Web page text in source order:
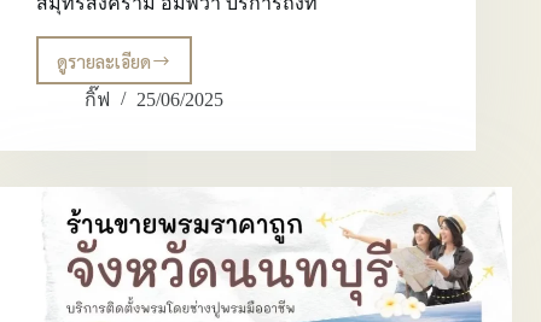
ดูรายละเอียด
CKK
ร้าน
ทอ
บริการ
ปู
พรม
กิ๊ฟ 25/06/2025